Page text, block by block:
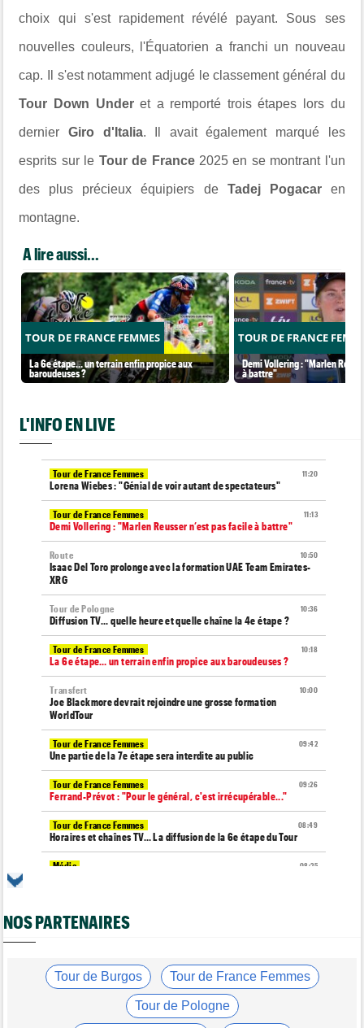
choix qui s'est rapidement révélé payant. Sous ses
nouvelles couleurs, l'Équatorien a franchi un nouveau
cap. Il s'est notamment adjugé le classement général du
Tour Down Underet a remporté trois étapes lors du
dernierGiro d'Italia. Il avait également marqué les
esprits sur le Tour de France2025 en se montrant l'un
des plus précieux équipiers de Tadej Pogacar en
montagne.
A lire aussi...
TOUR DE FRANCE FEMMES
La 6e étape… un terrain enfin propice aux
baroudeuses ?
TOUR DE FRANCE
Demi Vollering : "Marlen
à battre"
L'INFO EN LIVE
11:20
Tour de France Femmes
Lorena Wiebes : "Génial de voir autant de spectateurs"
11:13
Tour de France Femmes
Demi Vollering : "Marlen Reusser n’est pas facile à battre"
10:50
Route
Isaac Del Toro prolonge avec la formation UAE Team Emirates-
XRG
10:36
Tour de Pologne
Diffusion TV... quelle heure et quelle chaîne la 4e étape ?
10:18
Tour de France Femmes
La 6e étape… un terrain enfin propice aux baroudeuses ?
10:00
Transfert
Joe Blackmore devrait rejoindre une grosse formation
WorldTour
09:42
Tour de France Femmes
Une partie de la 7e étape sera interdite au public
09:26
Tour de France Femmes
Ferrand-Prévot : "Pour le général, c'est irrécupérable..."
08:49
Tour de France Femmes
Horaires et chaînes TV… La diffusion de la 6e étape du Tour
08:25
Média
A quelle heure et sur quelle chaîne suivre la 3e étape à la TV ?
semaine
Quels sont les prochains défis de Tadej Pogacar ?
NOS PARTENAIRES
Tour de Burgos Tour de France Femmes
Tour de Pologne